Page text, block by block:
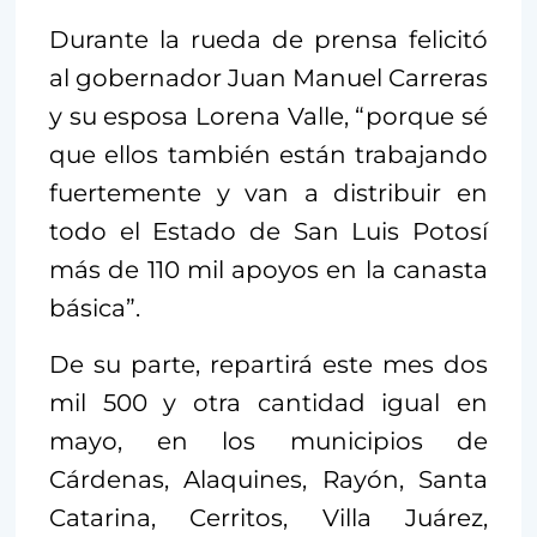
Durante la rueda de prensa felicitó
al gobernador Juan Manuel Carreras
y su esposa Lorena Valle, “porque sé
que ellos también están trabajando
fuertemente y van a distribuir en
todo el Estado de San Luis Potosí
más de 110 mil apoyos en la canasta
básica”.
De su parte, repartirá este mes dos
mil 500 y otra cantidad igual en
mayo, en los municipios de
Cárdenas, Alaquines, Rayón, Santa
Catarina, Cerritos, Villa Juárez,